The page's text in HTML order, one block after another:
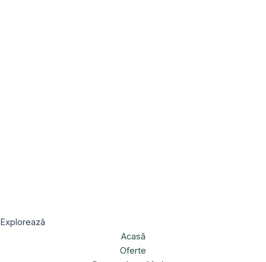
Explorează
Acasă
Oferte